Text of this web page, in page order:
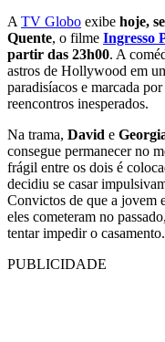
A TV Globo exibe hoje,
Quente, o filme Ingresso
partir das 23h00. A
astros de Hollywood em
paradisíacos e marcada
reencontros inesperados.
Na trama, David e
consegue permanecer no
frágil entre os dois é
decidiu se casar
Convictos de que a jovem
eles cometeram no
tentar impedir o casamento.
PUBLICIDADE